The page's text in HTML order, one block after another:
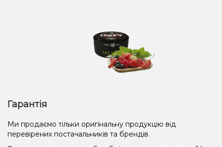
Гарантія
Ми продаємо тільки оригінальну продукцію від
перевірених постачальників та брендів.